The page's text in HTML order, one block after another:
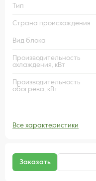
Тип
Страна происхождения
Вид блока
Производительность
охлаждения, кВт
Производительность
обогрева, кВт
Все характеристики
Заказать